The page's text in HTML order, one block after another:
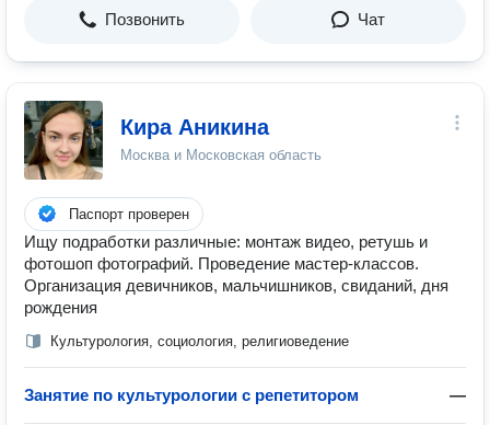
Позвонить Чат
Кира Аникина
Москва и Московская область
Паспорт проверен
Ищу подработки различные: монтаж видео, ретушь и
фотошоп фотографий. Проведение мастер-классов.
Организация девичников, мальчишников, свиданий, дня
рождения
Культурология, социология, религиоведение
Занятие по культурологии с репетитором —